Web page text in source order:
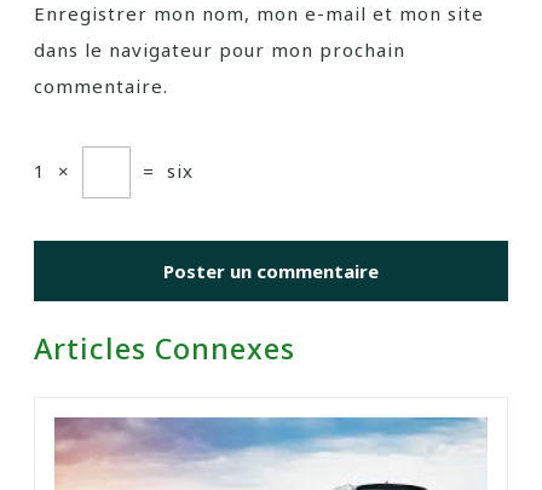
Enregistrer mon nom, mon e-mail et mon site
dans le navigateur pour mon prochain
commentaire.
1 × = six
Articles Connexes